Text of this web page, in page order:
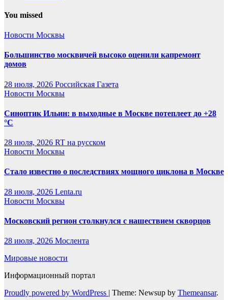
You missed
Новости Москвы
Большинство москвичей высоко оценили капремонт
домов
28 июля, 2026 Российская Газета
Новости Москвы
Синоптик Ильин: в выходные в Москве потеплеет до +28
°C
28 июля, 2026 RT на русском
Новости Москвы
Стало известно о последствиях мощного циклона в Москве
28 июля, 2026 Lenta.ru
Новости Москвы
Московский регион столкнулся с нашествием скворцов
28 июля, 2026 Мослента
Мировые новости
Информационный портал
Proudly powered by WordPress | Theme: Newsup by Themeansar.